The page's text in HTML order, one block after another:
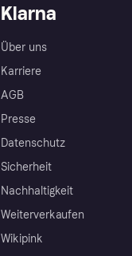
Klarna
Über uns
Karriere
AGB
Presse
Datenschutz
Sicherheit
Nachhaltigkeit
Weiterverkaufen
Wikipink